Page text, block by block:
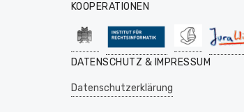
KOOPERATIONEN
DATENSCHUTZ & IMPRESSUM
Datenschutzerklärung